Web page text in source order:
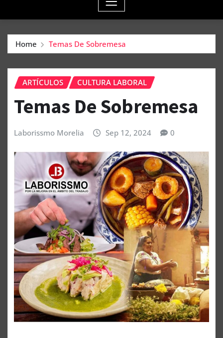
Home Temas De Sobremesa
ARTÍCULOS CULTURA LABORAL
Temas De Sobremesa
Laborissmo Morelia Sep 12, 2024 0